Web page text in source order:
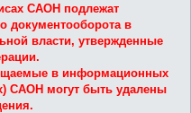
САОН подлежат
документооборота в
власти, утвержденные
в информационных
САОН могут быть удалены